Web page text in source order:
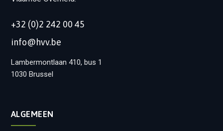
+32 (0)2 242 00 45
info@hvv.be
Lambermontlaan 410, bus 1
1030 Brussel
ALGEMEEN